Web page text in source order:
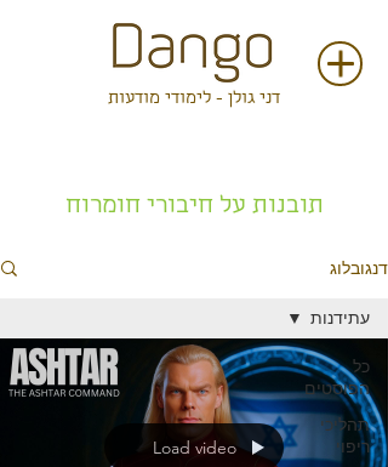
דני גולן - לימודי מודעות
תובנות על חיבורי חומרוח
דנגובלוג
כל
הפוסטים
תהליכי
ריפוי
עתידנות
Load video